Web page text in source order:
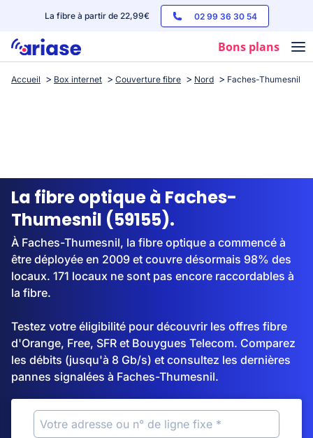
La fibre à partir de 22,99€ 02 99 36 30 54
Bons plans
Box internet
Streaming
Accueil Box internet Couverture fibre Nord Faches-Thumesnil
La fibre optique à Faches-
Thumesnil (59155).
À Faches-Thumesnil, la fibre optique a commencé à
être déployée en 2009 et couvre désormais 98% des
locaux. 171 locaux ne sont pas encore raccordables à
la fibre.
Testez votre éligibilité pour découvrir les offres fibre
d'Orange, Free, SFR et Bouygues Telecom. Comparez
les débits (jusqu'à 8 Gb/s) et consultez les dernières
pannes signalées à Faches-Thumesnil.